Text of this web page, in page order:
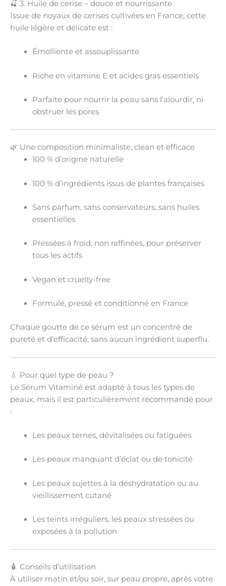
🍒 3. Huile de cerise – douce et nourrissante
Issue de noyaux de cerises cultivées en France, cette
huile légère et délicate est :
Émolliente et assouplissante
Riche en vitamine E et acides gras essentiels
Parfaite pour nourrir la peau sans l’alourdir, ni
obstruer les pores
🌿 Une composition minimaliste, clean et efficace
100 % d’origine naturelle
100 % d’ingrédients issus de plantes françaises
Sans parfum, sans conservateurs, sans huiles
essentielles
Pressées à froid, non raffinées, pour préserver
tous les actifs
Vegan et cruelty-free
Formulé, pressé et conditionné en France
Chaque goutte de ce sérum est un concentré de
pureté et d’efficacité, sans aucun ingrédient superflu.
💧 Pour quel type de peau ?
Le Sérum Vitaminé est adapté à tous les types de
peaux, mais il est particulièrement recommandé pour
:
Les peaux ternes, dévitalisées ou fatiguées
Les peaux manquant d’éclat ou de tonicité
Les peaux sujettes à la déshydratation ou au
vieillissement cutané
Les teints irréguliers, les peaux stressées ou
exposées à la pollution
🧴 Conseils d’utilisation
À utiliser matin et/ou soir, sur peau propre, après votre